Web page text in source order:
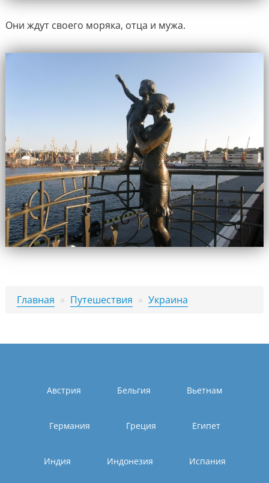
Они ждут своего моряка, отца и мужа.
Главная » Путешествия » Украина
Австрия Бельгия Вьетнам
Германия Греция Египет
Индия Индонезия Испания